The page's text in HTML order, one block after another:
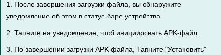
1. После завершения загрузки файла, вы обнаружите
уведомление об этом в статус-баре устройства.
2. Тапните на уведомление, чтоб инициировать APK-файл.
3. По завершении загрузки APK-файла, Тапните "Установить"